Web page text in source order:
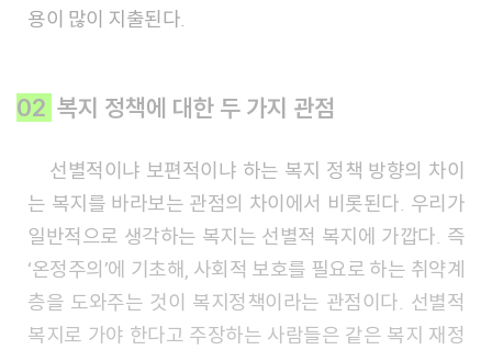
용이 많이 지출된다.
02 복지 정책에 대한 두 가지 관점
선별적이냐 보편적이냐 하는 복지 정책 방향의 차이
는 복지를 바라보는 관점의 차이에서 비롯된다. 우리가
일반적으로 생각하는 복지는 선별적 복지에 가깝다. 즉
‘온정주의’에 기초해, 사회적 보호를 필요로 하는 취약계
층을 도와주는 것이 복지정책이라는 관점이다. 선별적
복지로 가야 한다고 주장하는 사람들은 같은 복지 재정